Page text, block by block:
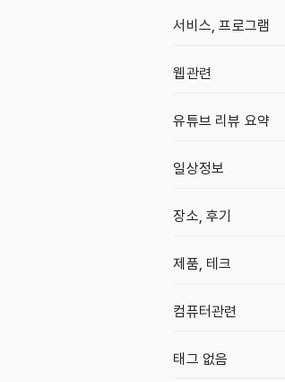
서비스, 프로그램
웹관련
유튜브 리뷰 요약
일상정보
장소, 후기
제품, 테크
컴퓨터관련
태그 없음